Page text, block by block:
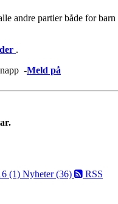
andre partier både for barn
.
-Meld på
(1) Nyheter (36) RSS